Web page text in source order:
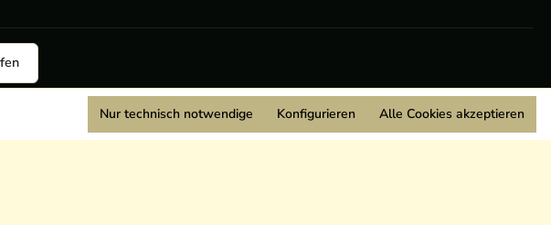
Wir sind Mitglied:
Nur technisch notwendige Konfigurieren Alle Cookies akzeptieren